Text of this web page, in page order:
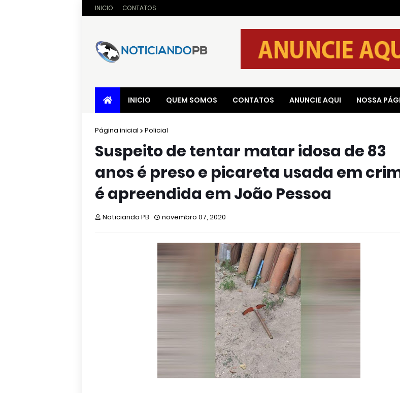
INICIO CONTATOS
INICIO QUEM SOMOS CONTATOS ANUNCIE AQUI NOSSA
Página inicial Policial
Suspeito de tentar matar idosa de 83
anos é preso e picareta usada em
é apreendida em João Pessoa
Noticiando PB novembro 07, 2020